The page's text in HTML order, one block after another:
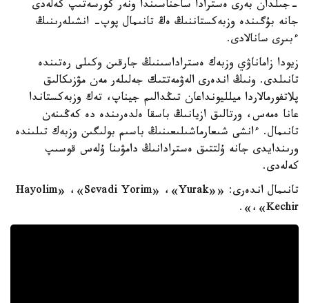
-جىلدان بەرى ەسترادا ساحناسىندا ونەر كورسەتىپ كەلەدى
جانە بۇگىندە وزبەكستاننىڭ ەڭ تانىمال پوپ- انشىلەرىنىڭ
ءبىرى سانالادى.
زيودا زاماناۋي وزبەك ەستراداسىنىڭ جارقىن وكىلى رەتىندە
تانىلدى. ونىڭ اندەرى الەۋمەتتىك جەلىلەر مەن مۋزىكالىق
پلاتفورمالاردا ميلليونداعان تىڭدالىم جيناپ، تەك وزبەكستاندا
عانا ەمەس، ورتالىق ازيانىڭ باسقا ەلدەرىندە دە كەڭىنەن
تانىمال. ءانشى شىعارماشىلىعىنىڭ باسىم بولىگىن وزبەك تىلىندە
ورىندايدى جانە ۇلتتىق ەسترادانىڭ دامۋىنا ۇلەس قوسىپ
كەلەدى.
تانىمال اندەرى: «Hayolim» ،«Sevadi Yorim» ،«Yurak»
،«Kechir».